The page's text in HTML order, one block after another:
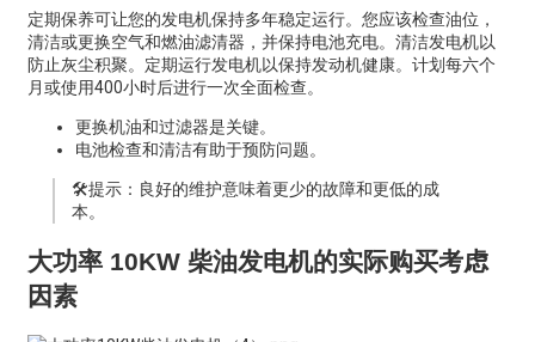
定期保养可让您的发电机保持多年稳定运行。您应该检查油位，
清洁或更换空气和燃油滤清器，并保持电池充电。清洁发电机以
防止灰尘积聚。定期运行发电机以保持发动机健康。计划每六个
月或使用400小时后进行一次全面检查。
更换机油和过滤器是关键。
电池检查和清洁有助于预防问题。
🛠️提示：良好的维护意味着更少的故障和更低的成
本。
大功率 10KW 柴油发电机的实际购买考虑
因素